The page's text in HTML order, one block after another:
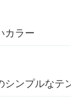
カラー
シンプルなテ